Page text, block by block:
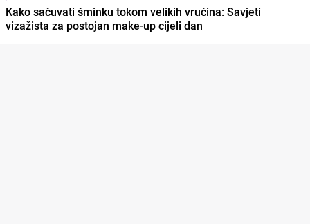
Kako sačuvati šminku tokom velikih vrućina: Savjeti
vizažista za postojan make-up cijeli dan